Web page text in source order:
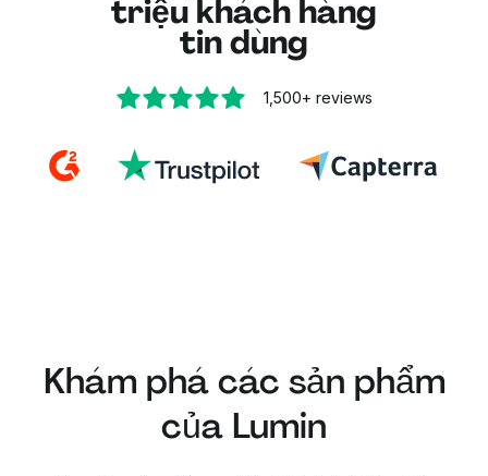
triệu khách hàng
tin dùng
1,500+ reviews
Khám phá các sản phẩm
của Lumin